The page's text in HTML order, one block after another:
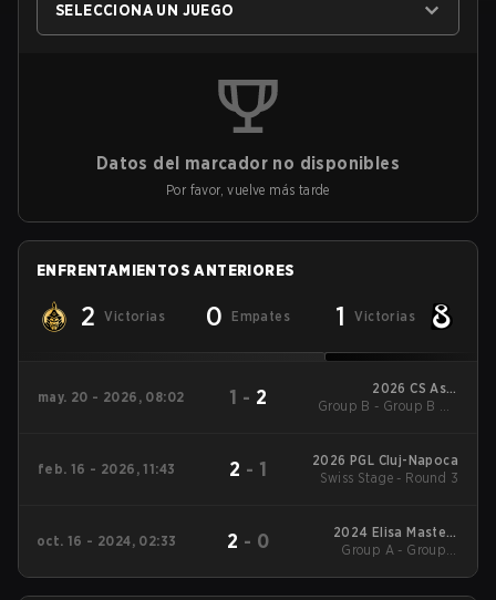
SELECCIONA UN JUEGO
Datos del marcador no disponibles
Por favor, vuelve más tarde
ENFRENTAMIENTOS ANTERIORES
2 Victorias 0 Empates 1 Victorias
may. 20 - 2026, 08:02 1 - 2
2026 CS Asia
Championships
Group B - Group B UB
feb. 16 - 2026, 11:43 2 - 1
2026 PGL Cluj-Napoca
Swiss Stage - Round 3
oct. 16 - 2024, 02:33 2 - 0
2024 Elisa Masters
Espoo
Group A - Group A